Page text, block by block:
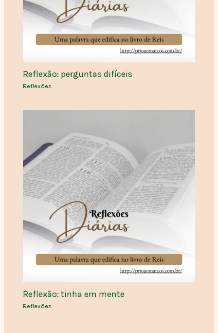
Reflexão: perguntas difíceis
Reflexões
Reflexão: tinha em mente
Reflexões